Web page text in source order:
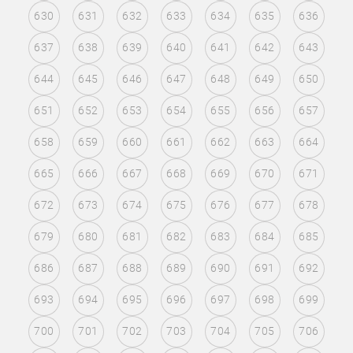
630 631 632 633 634 635 636
637 638 639 640 641 642 643
644 645 646 647 648 649 650
651 652 653 654 655 656 657
658 659 660 661 662 663 664
665 666 667 668 669 670 671
672 673 674 675 676 677 678
679 680 681 682 683 684 685
686 687 688 689 690 691 692
693 694 695 696 697 698 699
700 701 702 703 704 705 706